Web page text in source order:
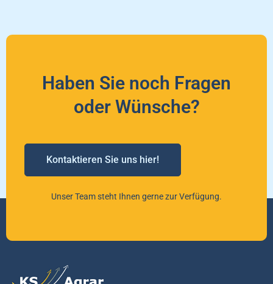
Haben Sie noch Fragen
oder Wünsche?
Kontaktieren Sie uns hier!
Unser Team steht Ihnen gerne zur Verfügung.